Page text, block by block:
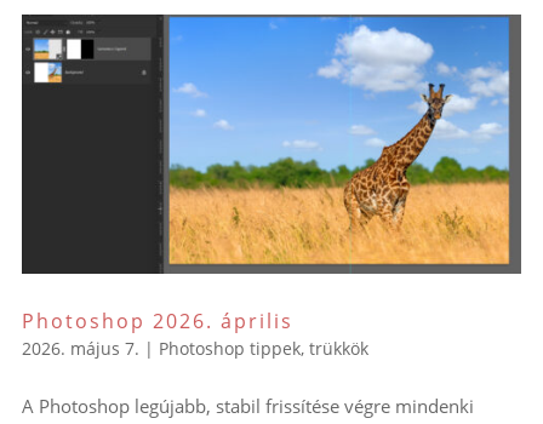
Photoshop 2026. április
2026. május 7. | Photoshop tippek, trükkök
A Photoshop legújabb, stabil frissítése végre mindenki